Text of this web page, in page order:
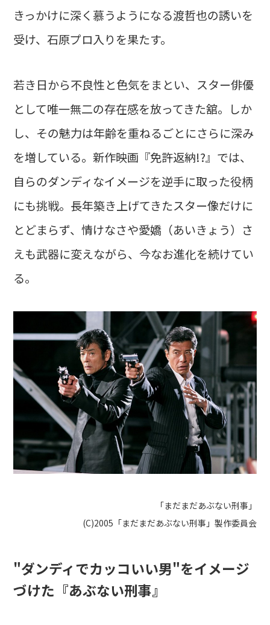
きっかけに深く慕うようになる渡哲也の誘いを
受け、石原プロ入りを果たす。
若き日から不良性と色気をまとい、スター俳優
として唯一無二の存在感を放ってきた舘。しか
し、その魅力は年齢を重ねるごとにさらに深み
を増している。新作映画『免許返納!?』では、
自らのダンディなイメージを逆手に取った役柄
にも挑戦。長年築き上げてきたスター像だけに
とどまらず、情けなさや愛嬌（あいきょう）さ
えも武器に変えながら、今なお進化を続けてい
る。
「まだまだあぶない刑事」
(C)2005「まだまだあぶない刑事」製作委員会
"ダンディでカッコいい男"をイメージ
づけた『あぶない刑事』